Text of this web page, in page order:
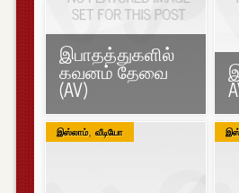
இபாதத்துகளில்
கவனம் தேவை
(AV)
இஸ்லாம், வீடியோ